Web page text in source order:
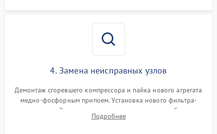
4. Замена неисправных узлов
Демонтаж сгоревшего компрессора и пайка нового агрегата
медно-фосфорным припоем. Установка нового фильтра-
осушителя. Замена изношенных вентиляторов обдува,
сломанных заслонок или поврежденных дверных петель.
Подробнее